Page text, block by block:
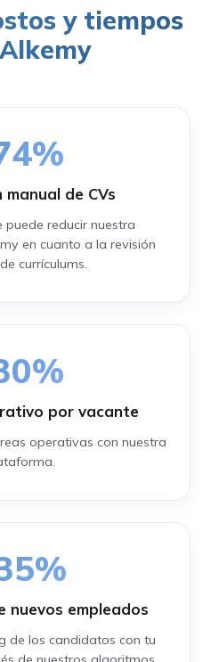
y tiempos
%
manual de CVs
puede reducir nuestra
en cuanto a la revisión
currículums.
%
por vacante
operativas con nuestra
%
nuevos empleados
de los candidatos con tu